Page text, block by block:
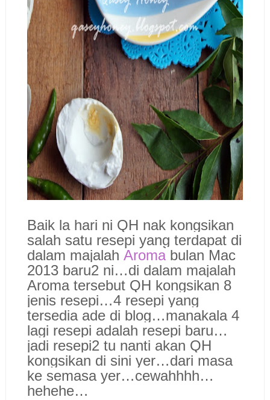
Baik la hari ni QH nak kongsikan
salah satu resepi yang terdapat di
dalam majalah Aromabulan Mac
2013 baru2 ni…di dalam majalah
Aroma tersebut QH kongsikan 8
jenis resepi…4 resepi yang
tersedia ade di blog…manakala 4
lagi resepi adalah resepi baru…
jadi resepi2 tu nanti akan QH
kongsikan di sini yer…dari masa
ke semasa yer…cewahhhh…
hehehe…